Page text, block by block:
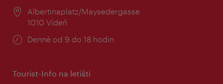
Místo:
Albertinaplatz/Maysedergasse
1010 Vídeň
Provozní
Denně od 9 do 18 hodin
Tourist-Info na letišti